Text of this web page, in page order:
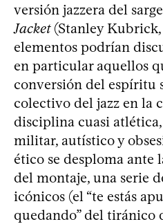
versión jazzera del
Jacket(Stanley Kubrick,
elementos podrían
en particular aquellos
conversión del espíritu
colectivo del jazz en la
disciplina cuasi
militar, autístico y
ético se desploma ante
del montaje, una serie
icónicos (el “te estás
quedando” del tiránico